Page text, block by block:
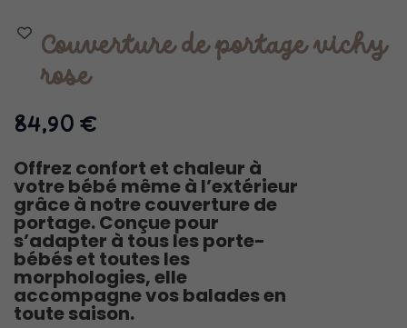
Couverture de portage vichy
rose
84,90 €
Offrez confort et chaleur à
votre bébé même à l’extérieur
grâce à notre couverture de
portage. Conçue pour
s’adapter à tous les porte-
bébés et toutes les
morphologies, elle
accompagne vos balades en
toute saison.